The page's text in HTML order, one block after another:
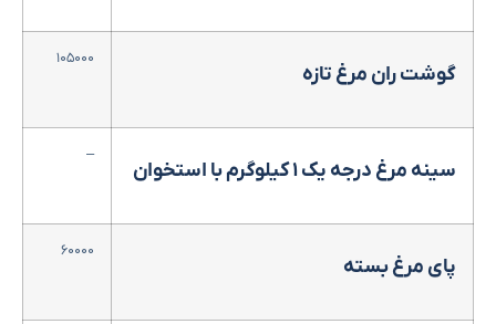
گوشت ران مرغ تازه
۱۰۵۰۰۰
سینه مرغ درجه یک ۱ کیلوگرم با استخوان
–
پای مرغ بسته
۶۰۰۰۰